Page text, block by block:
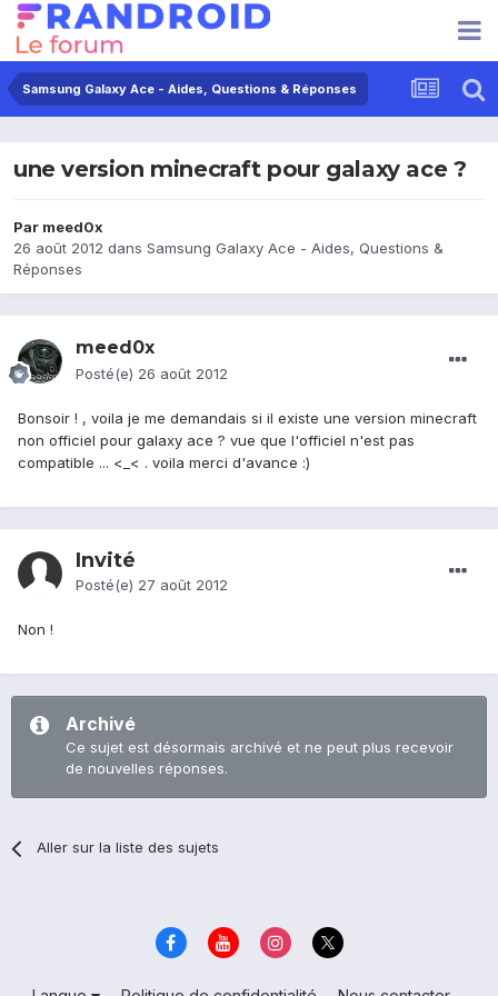
Samsung Galaxy Ace - Aides, Questions & Réponses
une version minecraft pour galaxy ace ?
Par meed0x
26 août 2012 dans Samsung Galaxy Ace - Aides, Questions &
Réponses
meed0x
Posté(e) 26 août 2012
Bonsoir ! , voila je me demandais si il existe une version minecraft
non officiel pour galaxy ace ? vue que l'officiel n'est pas
compatible ... <_< . voila merci d'avance :)
Invité
Posté(e) 27 août 2012
Non !
Archivé
Ce sujet est désormais archivé et ne peut plus recevoir
de nouvelles réponses.
Aller sur la liste des sujets